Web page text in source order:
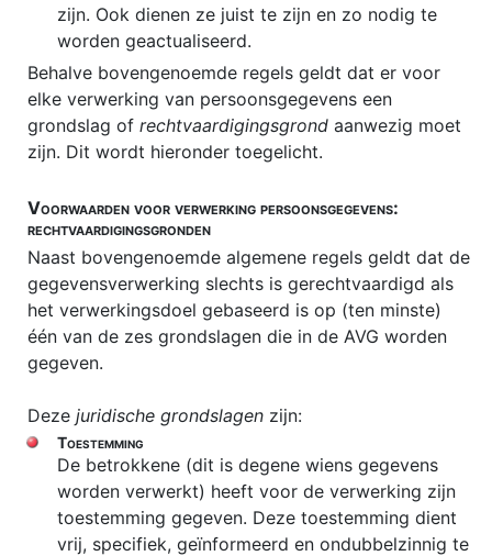
zijn. Ook dienen ze juist te zijn en zo nodig te
worden geactualiseerd.
Behalve bovengenoemde regels geldt dat er voor
elke verwerking van persoonsgegevens een
grondslag of rechtvaardigingsgrond aanwezig moet
zijn. Dit wordt hieronder toegelicht.
Voorwaarden voor verwerking persoonsgegevens:
rechtvaardigingsgronden
Naast bovengenoemde algemene regels geldt dat de
gegevensverwerking slechts is gerechtvaardigd als
het verwerkingsdoel gebaseerd is op (ten minste)
één van de zes grondslagen die in de AVG worden
gegeven.
Deze juridische grondslagen zijn:
Toestemming
De betrokkene (dit is degene wiens gegevens
worden verwerkt) heeft voor de verwerking zijn
toestemming gegeven. Deze toestemming dient
vrij, specifiek, geïnformeerd en ondubbelzinnig te